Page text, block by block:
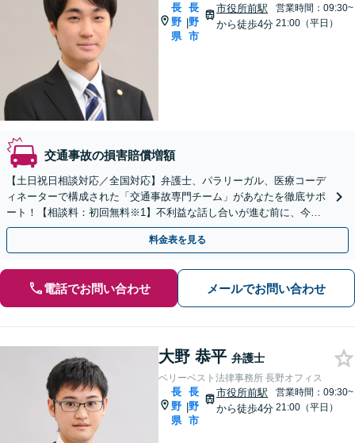
長
野
県
|
長
野
市
市役所前駅
から徒歩4分
営業時間：09:30~
21:00（平日）
交通事故の損害賠償増額
【土日祝日相談対応／全国対応】弁護士、パラリーガル、医療コーデ
ィネーターで構成された「交通事故専門チーム」があなたを徹底サポ
ート！【相談料：初回無料※1】不利益な話し合いが進む前に、今す
ぐ相談！
料金表を見る
電話でお問い合わせ メールでお問い合わせ
大野 恭平 弁護士
ベリーベスト法律事務所 長野オフィス
長
野
県
|
長
野
市
市役所前駅
から徒歩4分
営業時間：09:30~
21:00（平日）